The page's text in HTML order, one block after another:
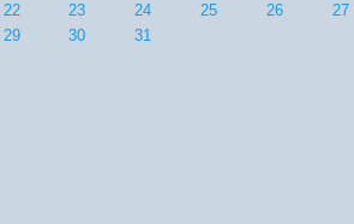
22
23 24 25 26 27
29
30 31